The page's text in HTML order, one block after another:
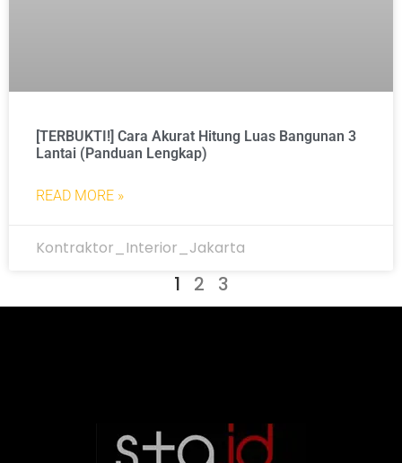
[TERBUKTI!] Cara Akurat Hitung Luas Bangunan 3
Lantai (Panduan Lengkap)
READ MORE »
Kontraktor_Interior_Jakarta
1 2 3